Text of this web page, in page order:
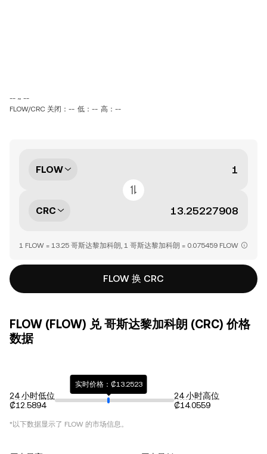
-- ~ --
FLOW/CRC 关闭：-- 低：-- 高：--
FLOW
CRC
1 FLOW = 13.25 哥斯达黎加科朗, 1 哥斯达黎加科朗 = 0.075459 FLOW
FLOW 换 CRC
FLOW (FLOW) 兑 哥斯达黎加科朗 (CRC) 价格
数据
24 小时低位
₡12.5894
实时价格：₡13.2523
24 小时高位
₡14.0559
*以下数据显示了 FLOW 的市场信息。